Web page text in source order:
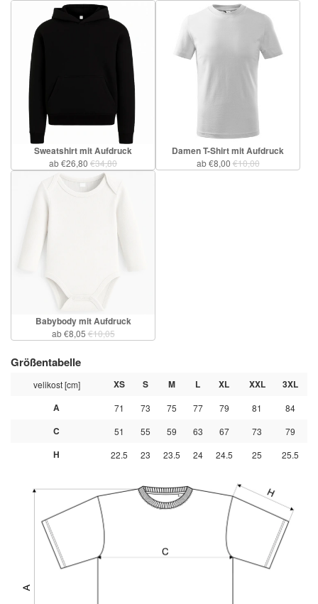
Sweatshirt mit Aufdruck
ab €26,80 €34,80
Damen T-Shirt mit Aufdruck
ab €8,00€10,00
Babybody mit Aufdruck
ab €8,05€10,05
Größentabelle
velikost [cm] XS S M L XL XXL
3XL
A
71 73 75 77 79 81 84
C 51 55 59 63 67 73 79
H 22.5 23 23.5 24 24.5 25 25.5